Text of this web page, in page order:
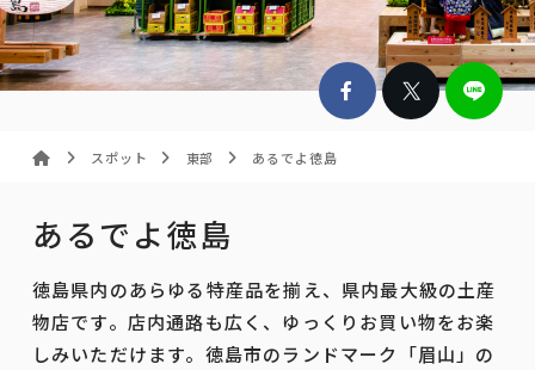
スポット 東部 あるでよ徳島
あるでよ徳島
徳島県内のあらゆる特産品を揃え、県内最大級の土産
物店です。店内通路も広く、ゆっくりお買い物をお楽
しみいただけます。徳島市のランドマーク「眉山」の